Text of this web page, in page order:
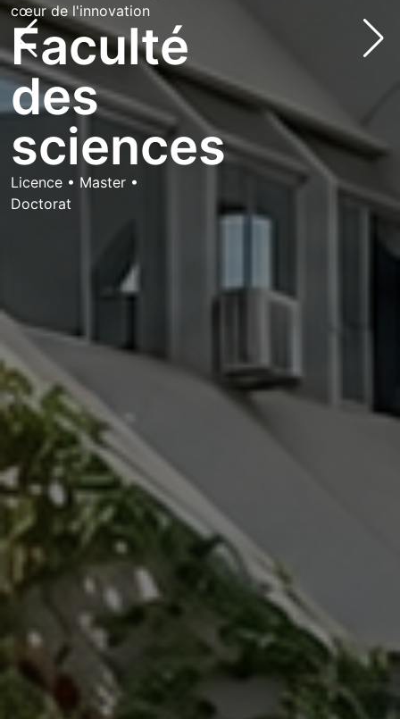
bg via: none found
cœur de l'innovation
Faculté
des
sciences
Licence • Master •
Doctorat